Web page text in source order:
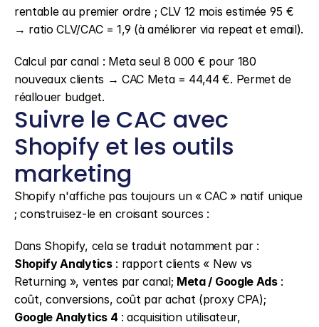
rentable au premier ordre ; CLV 12 mois estimée 95 €
→ ratio CLV/CAC = 1,9 (à améliorer via repeat et email).
Calcul par canal : Meta seul 8 000 € pour 180
nouveaux clients → CAC Meta = 44,44 €. Permet de
réallouer budget.
Suivre le CAC avec
Shopify et les outils
marketing
Shopify n'affiche pas toujours un « CAC » natif unique
; construisez-le en croisant sources :
Shopify Analytics : rapport clients « New vs
Returning », ventes par canal; Meta / Google Ads :
Google Analytics 4 : acquisition utilisateur,